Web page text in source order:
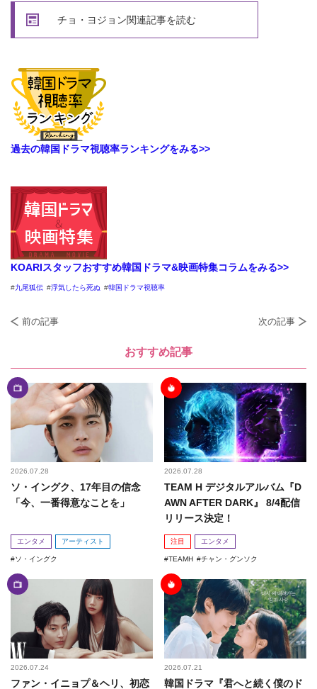
チョ・ヨジョン関連記事を読む
過去の韓国ドラマ視聴率ランキングをみる>>
KOARIスタッフおすすめ韓国ドラマ&映画特集コラムをみる>>
九尾狐伝 浮気したら死ぬ 韓国ドラマ視聴率
前の記事 次の記事
おすすめ記事
2026.07.28
ソ・イングク、17年目の信念
「今、一番得意なことを」
エンタメ アーティスト
ソ・イングク
2026.07.28
TEAM H デジタルアルバム『D
AWN AFTER DARK』 8/4配信
リリース決定！
注目 エンタメ
TEAMH チャン・グンソク
2026.07.24
ファン・イニョプ＆ヘリ、初恋
2026.07.21
韓国ドラマ『君へと続く僕のド